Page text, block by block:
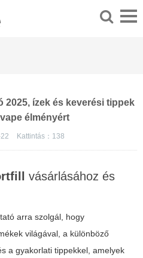
ízek és keverési tippek
élményért
Kattintás： 138
vásárlásához és
arra szolgál, hogy
világával, a különböző
a gyakorlati tippekkel, amelyek